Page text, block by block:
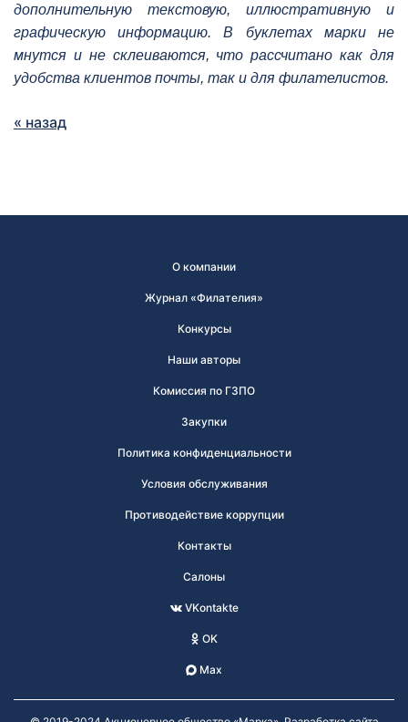
дополнительную текстовую, иллюстративную и
графическую информацию. В буклетах марки не
мнутся и не склеиваются, что рассчитано как для
удобства клиентов почты, так и для филателистов.
« назад
О компании
Журнал «Филателия»
Конкурсы
Наши авторы
Комиссия по ГЗПО
Закупки
Политика конфиденциальности
Условия обслуживания
Противодействие коррупции
Контакты
Салоны
VKontakte
OK
Max